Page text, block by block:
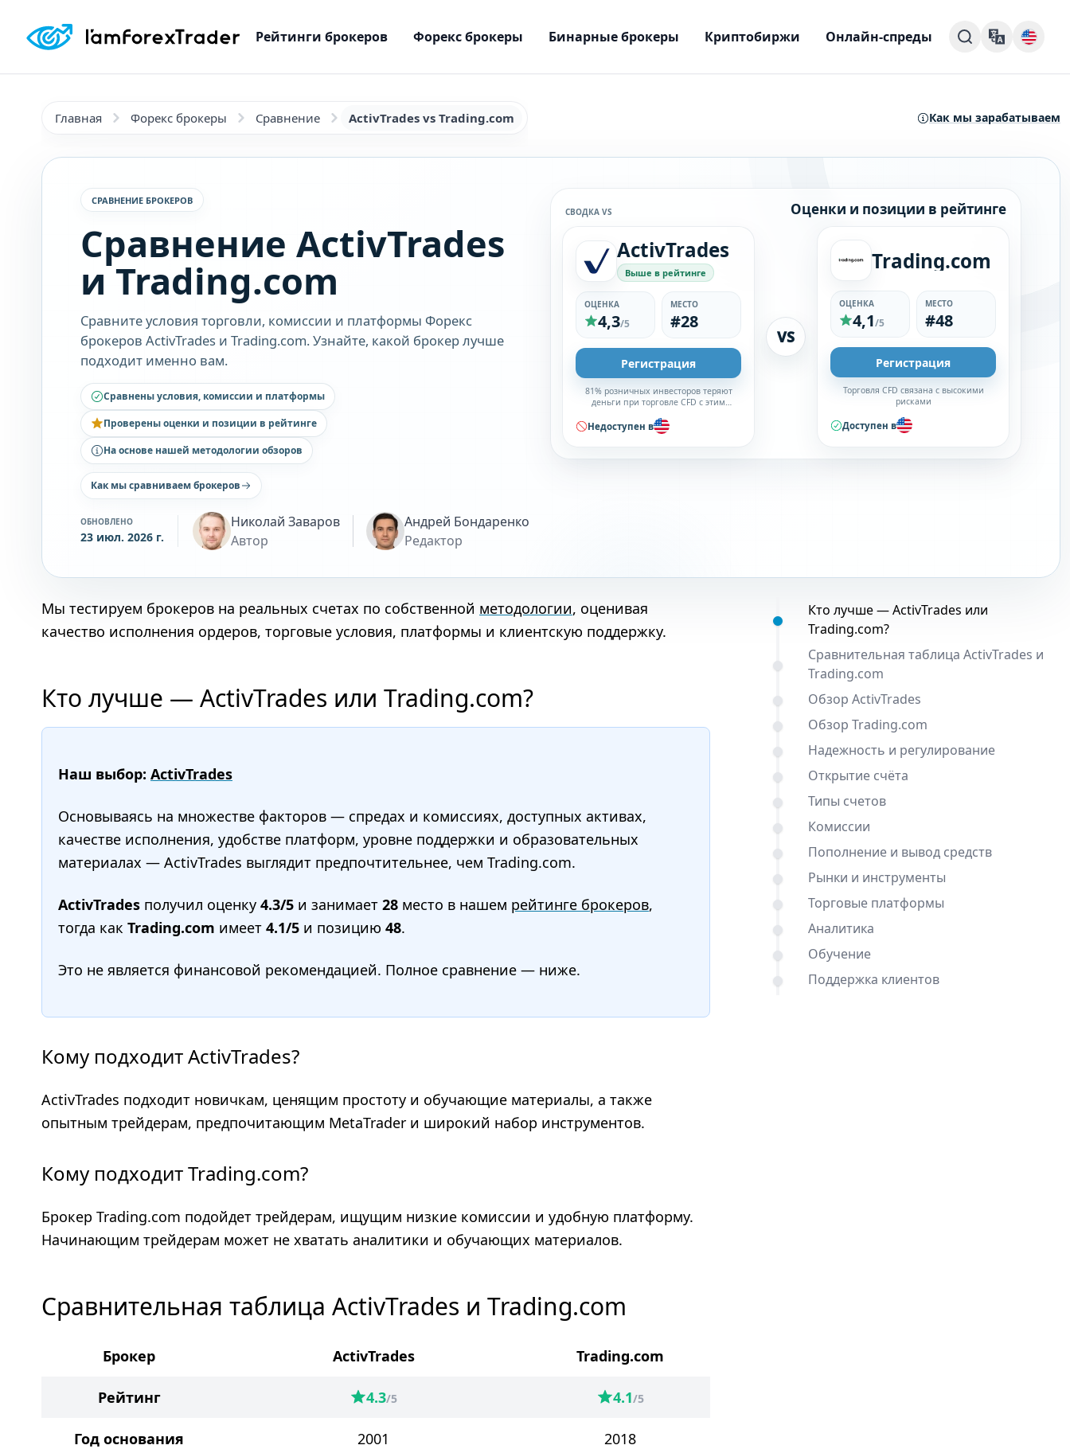
Рейтинги брокеров Форекс брокеры Бинарные брокеры Криптобиржи Онлайн-спреды
Главная Форекс брокеры Сравнение ActivTrades vs Trading.com Как мы зарабатываем
СРАВНЕНИЕ БРОКЕРОВ
Сравнение ActivTrades
и Trading.com
Сравните условия торговли, комиссии и платформы Форекс
брокеров ActivTrades и Trading.com. Узнайте, какой брокер лучше
подходит именно вам.
СВОДКА VS Оценки и позиции в рейтинге
ActivTrades
Выше в рейтинге
ОЦЕНКА
4,3/5
МЕСТО
#28
Регистрация
81% розничных инвесторов теряют
деньги при торговле CFD с этим
Недоступен в
VS
Trading.com
ОЦЕНКА
4,1/5
МЕСТО
#48
Регистрация
Торговля CFD связана с высокими
рисками
Доступен в
Сравнены условия, комиссии и платформы
Проверены оценки и позиции в рейтинге
На основе нашей методологии обзоров
Как мы сравниваем брокеров
ОБНОВЛЕНО
23 июл. 2026 г.
Николай Заваров
Автор
Андрей Бондаренко
Редактор
Кто лучше — ActivTrades или
Trading.com?
Сравнительная таблица ActivTrades и
Trading.com
Обзор ActivTrades
Обзор Trading.com
Надежность и регулирование
Открытие счёта
Типы счетов
Комиссии
Пополнение и вывод средств
Рынки и инструменты
Торговые платформы
Аналитика
Обучение
Поддержка клиентов
Мы тестируем брокеров на реальных счетах по собственной методологии, оценивая
качество исполнения ордеров, торговые условия, платформы и клиентскую поддержку.
Кто лучше — ActivTrades или Trading.com?
Наш выбор: ActivTrades
Основываясь на множестве факторов — спредах и комиссиях, доступных активах,
качестве исполнения, удобстве платформ, уровне поддержки и образовательных
материалах — ActivTrades выглядит предпочтительнее, чем Trading.com.
ActivTrades получил оценку 4.3/5 и занимает 28 место в нашем рейтинге брокеров,
тогда как Trading.com имеет 4.1/5 и позицию 48.
Это не является финансовой рекомендацией. Полное сравнение — ниже.
Кому подходит ActivTrades?
ActivTrades подходит новичкам, ценящим простоту и обучающие материалы, а также
опытным трейдерам, предпочитающим MetaTrader и широкий набор инструментов.
Кому подходит Trading.com?
Брокер Trading.com подойдет трейдерам, ищущим низкие комиссии и удобную платформу.
Начинающим трейдерам может не хватать аналитики и обучающих материалов.
Сравнительная таблица ActivTrades и Trading.com
Брокер ActivTrades Trading.com
Рейтинг 4.3/5 4.1/5
Год основания 2001 2018